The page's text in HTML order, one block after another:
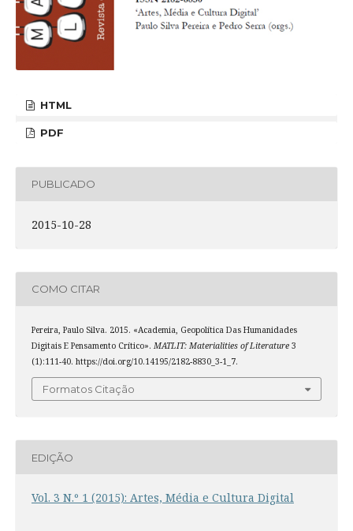
HTML
PDF
PUBLICADO
2015-10-28
COMO CITAR
Pereira, Paulo Silva. 2015. «Academia, Geopolítica Das Humanidades
Digitais E Pensamento Crítico». MATLIT: Materialities of Literature3
(1):111-40. https://doi.org/10.14195/2182-8830_3-1_7.
Formatos Citação
EDIÇÃO
Vol. 3 N.º 1 (2015): Artes, Média e Cultura Digital